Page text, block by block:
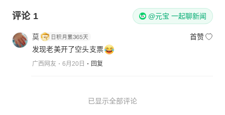
评论 1 @元宝 一起聊新闻
莫
首赞
发现老美开了空头支票
广西网友 6月20日 回复
已显示全部评论